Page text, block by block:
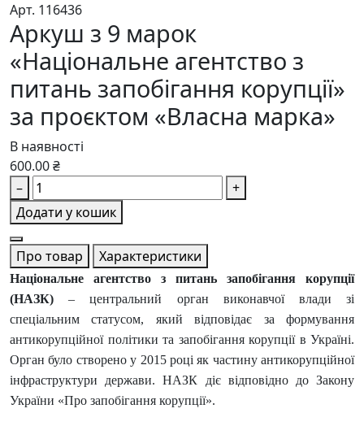
Арт. 116436
Аркуш з 9 марок
«Національне агентство з
питань запобігання корупції»
за проєктом «Власна марка»
В наявності
600.00 ₴
–
+
Додати у кошик
Про товар Характеристики
Національне агентство з питань запобігання корупції
(НАЗК) – центральний орган виконавчої влади зі
спеціальним статусом, який відповідає за формування
антикорупційної політики та запобігання корупції в Україні.
Орган було створено у 2015 році як частину антикорупційної
інфраструктури держави. НАЗК діє відповідно до Закону
України «Про запобігання корупції».